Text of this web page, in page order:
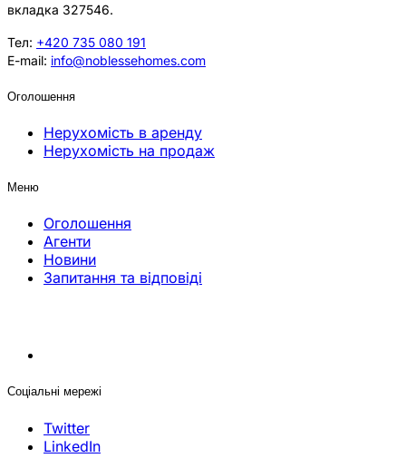
вкладка 327546.
Тел: +420 735 080 191
E-mail: info@noblessehomes.com
Оголошення
Нерухомість в аренду
Нерухомість на продаж
Меню
Оголошення
Агенти
Новини
Запитання та відповіді
Соціальні мережі
Twitter
LinkedIn